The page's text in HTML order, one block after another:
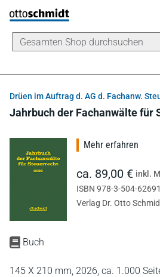
Direkt zum Inhalt
Drüen im Auftrag d. AG d. Fachanw.
Jahrbuch der Fachanwälte für
Buch
145 X 210 mm, 2026, ca. 1.000
Mehr erfahren
ca. 89,00 € inkl.
ISBN 978-3-504-
Verlag Dr. Otto